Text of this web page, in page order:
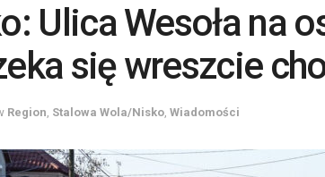
Ulica Wesoła na
się wreszcie
Region Stalowa Wola/Nisko Wiadomości